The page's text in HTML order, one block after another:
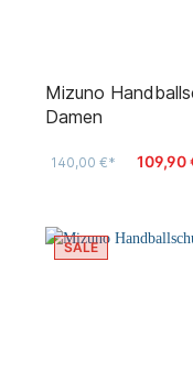
Mizuno
Damen
140,00 €* 109,90
SALE